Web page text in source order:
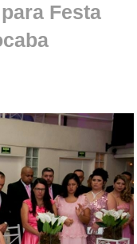
Festa